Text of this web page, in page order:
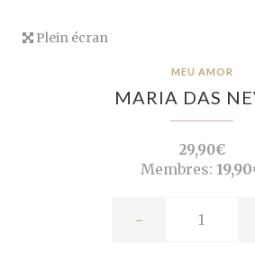
Plein écran
MEU AMOR
MARIA DAS
29,90€
Membres:
-